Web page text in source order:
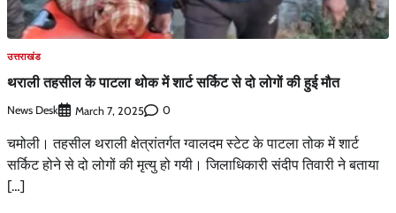
उत्तराखंड
थराली तहसील के पाटला थोक में शार्ट सर्किट से दो लोगों की हुई मौत
News Desk March 7, 2025 0
चमोली। तहसील थराली क्षेत्रांतर्गत ग्वालदम स्टेट के पाटला तोक में शार्ट
सर्किट होने से दो लोगों की मृत्यु हो गयी। जिलाधिकारी संदीप तिवारी ने बताया
[…]